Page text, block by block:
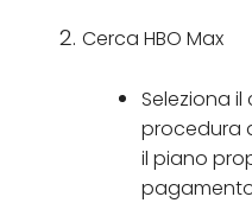
Cerca HBO Max
Seleziona il
procedura
il piano